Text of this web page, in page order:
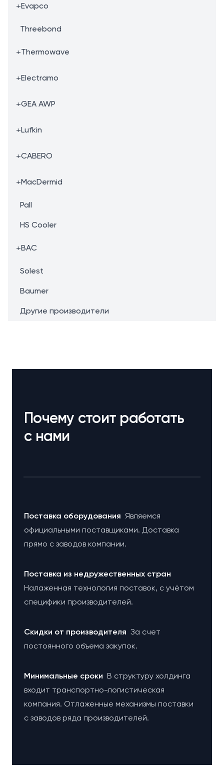
+Evapco
Threebond
+Thermowave
+Electramo
+GEA AWP
+Lufkin
+CABERO
+MacDermid
Pall
HS Cooler
+BAC
Solest
Baumer
Другие производители
Почему стоит работать
с нами
Поставка оборудования Являемся
официальными поставщиками. Доставка
прямо с заводов компании.
Поставка из недружественных стран
Налаженная технология поставок, с учётом
специфики производителей.
Cкидки от производителя За счет
постоянного объема закупок.
Минимальные сроки В структуру холдинга
входит транспортно-логистическая
компания. Отлаженные механизмы поставки
с заводов ряда производителей.